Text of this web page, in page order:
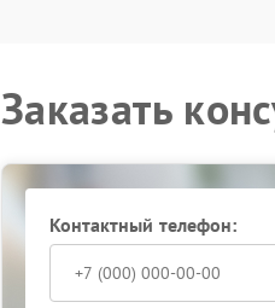
Заказать
Контактный телефон: